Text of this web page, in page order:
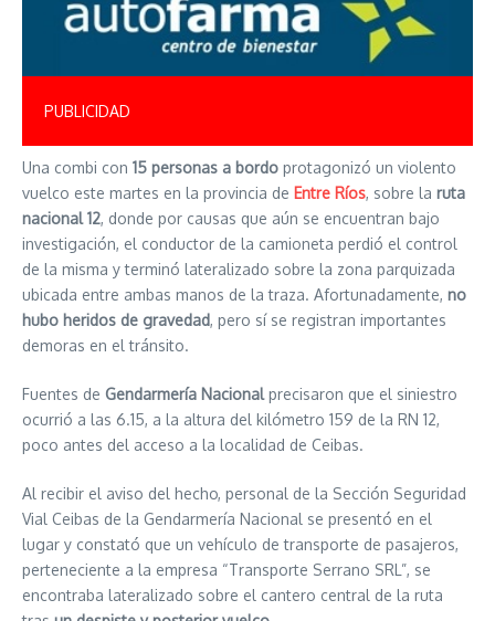
PUBLICIDAD
Una combi con 15 personas a bordo protagonizó un violento
vuelco este martes en la provincia de Entre Ríos, sobre la ruta
nacional 12, donde por causas que aún se encuentran bajo
investigación, el conductor de la camioneta perdió el control
de la misma y terminó lateralizado sobre la zona parquizada
ubicada entre ambas manos de la traza. Afortunadamente, no
hubo heridos de gravedad, pero sí se registran importantes
demoras en el tránsito.
Fuentes de Gendarmería Nacionalprecisaron que el siniestro
ocurrió a las 6.15, a la altura del kilómetro 159 de la RN 12,
poco antes del acceso a la localidad de Ceibas.
Al recibir el aviso del hecho, personal de la Sección Seguridad
Vial Ceibas de la Gendarmería Nacional se presentó en el
lugar y constató que un vehículo de transporte de pasajeros,
perteneciente a la empresa “Transporte Serrano SRL”, se
encontraba lateralizado sobre el cantero central de la ruta